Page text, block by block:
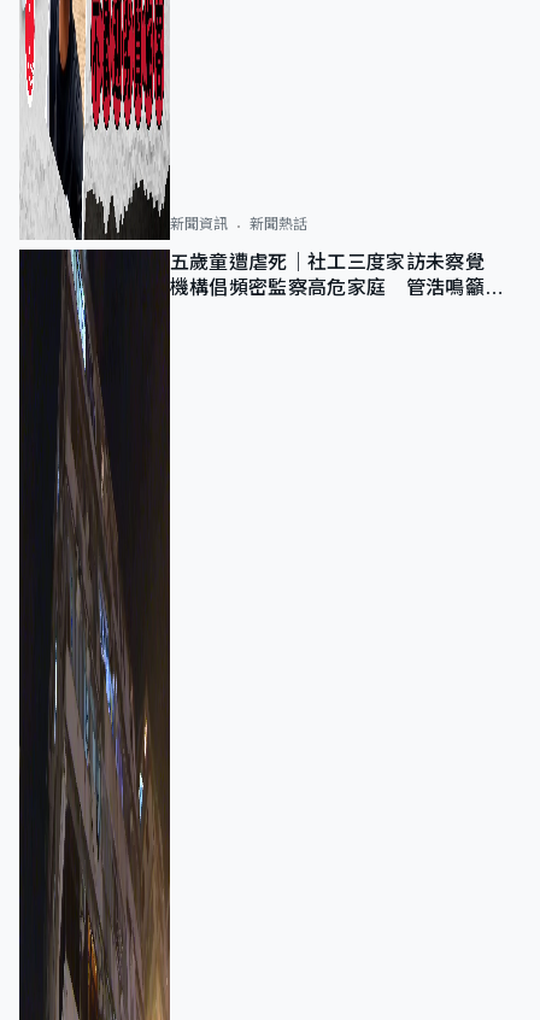
新聞資訊 新聞熱話
五歲童遭虐死｜社工三度家訪未察覺
機構倡頻密監察高危家庭 管浩鳴籲加